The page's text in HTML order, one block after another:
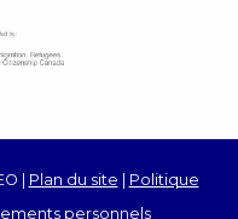
| Plan du site | Politique
personnels